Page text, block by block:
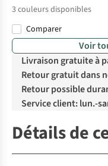
3couleurs disponibles
Comparer
Voir
Livraison gratuite à
Retour gratuit dans
Retour possible
Service client: lun.-
Détails de